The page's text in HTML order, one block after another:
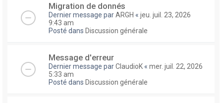
Migration de donnés
Dernier message parARGH « jeu. juil. 23, 2026
9:43 am
Posté dans Discussion générale
Message d'erreur
Dernier message parClaudioK « mer. juil. 22, 2026
5:33 am
Posté dans Discussion générale